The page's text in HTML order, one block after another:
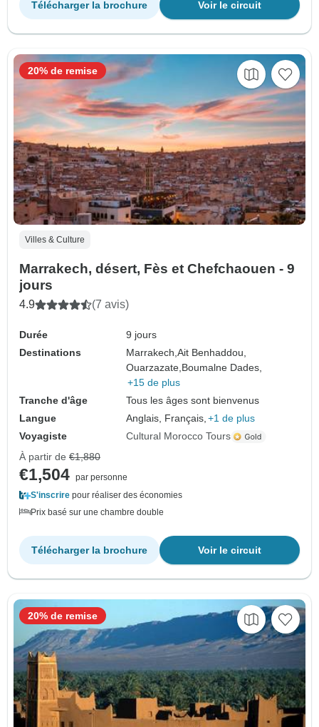
Voir le circuit
Télécharger la brochure
Villes & Culture
Marrakech, désert, Fès et Chefchaouen - 9
jours
4.9 (7 avis)
Durée
9 jours
Destinations
Marrakech,Ait Benhaddou,
Ouarzazate, Boumalne Dades,
+15 de plus
Tranche d'âge
Tous les âges sont bienvenus
Langue
Anglais, Français, +1 de plus
Voyagiste
Cultural Morocco Tours
20% de remise
À partir de €1,880
€1,504 par personne
S'inscrire pour réaliser des économies
Prix basé sur une chambre double
Voir le circuit
Télécharger la brochure
20% de remise